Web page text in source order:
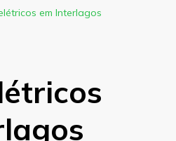
em Interlagos